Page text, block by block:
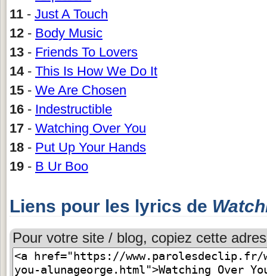
11 - Just A Touch
12 - Body Music
13 - Friends To Lovers
14- This Is How We Do It
15 - We Are Chosen
16 - Indestructible
17 - Watching Over You
18 - Put Up Your Hands
19 - B Ur Boo
Liens pour les lyrics de
Pour votre site / blog, copiez cette